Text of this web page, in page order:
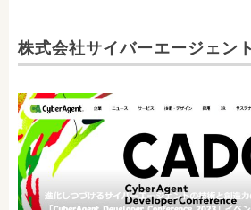
株式会社サイバーエージェン